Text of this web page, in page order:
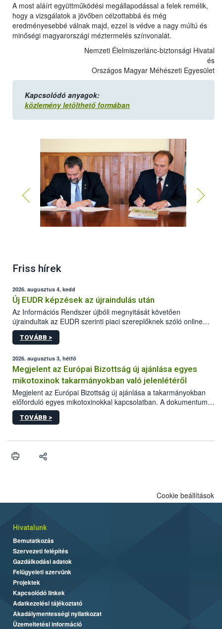
A most aláírt együttműködési megállapodással a felek remélik,
hogy a vizsgálatok a jövőben célzottabbá és még
eredményesebbé válnak majd, ezzel is védve a nagy múltú és
minőségi magyarországi méztermelés színvonalát.
Nemzeti Élelmiszerlánc-biztonsági Hivatal
és
Országos Magyar Méhészeti Egyesület
Kapcsolódó anyagok:
közlemény letölthető formában
Friss hírek
2026. augusztus 4, kedd
Új EUDR képzések az újraindulás után
Az Információs Rendszer újbóli megnyitását követően
újraindultak az EUDR szerinti piaci szereplőknek szóló online
képzések.
TOVÁBB >
2026. augusztus 3, hétfő
Megjelent az Európai Bizottság új ajánlása egyes
mikotoxinok takarmányokban való jelenlétéről
Megjelent az Európai Bizottság új ajánlása a takarmányokban
előforduló egyes mikotoxinokkal kapcsolatban. A dokumentum
2027-től új irányértékek alkalmazását írja elő, és a jelenleg
hatályos uniós ajánlások helyébe lép.
TOVÁBB >
Cookie beállítások
Hivatalunk
Bemutatkozás
Szervezeti felépítés
Gazdálkodási adatok
Felügyeleti szervünk
Projektek
Kapcsolódó linkek
Adatkezelési tájékoztató
Akadálymentességi nyilatkozat
Üzemeltetési információ